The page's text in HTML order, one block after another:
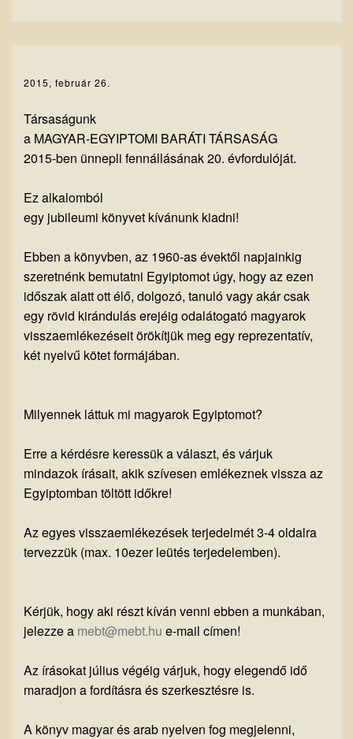
2015, február 26.
Társaságunk
a MAGYAR-EGYIPTOMI BARÁTI TÁRSASÁG
2015-ben ünnepli fennállásának 20. évfordulóját.
Ez alkalomból
egy jubileumi könyvet kívánunk kiadni!
Ebben a könyvben, az 1960-as évektől napjainkig
szeretnénk bemutatni Egyiptomot úgy, hogy az ezen
időszak alatt ott élő, dolgozó, tanuló vagy akár csak
egy rövid kirándulás erejéig odalátogató magyarok
visszaemlékezéseit örökítjük meg egy reprezentatív,
két nyelvű kötet formájában.
Milyennek láttuk mi magyarok Egyiptomot?
Erre a kérdésre keressük a választ, és várjuk
mindazok írásait, akik szívesen emlékeznek vissza az
Egyiptomban töltött időkre!
Az egyes visszaemlékezések terjedelmét 3-4 oldalra
tervezzük (max. 10ezer leütés terjedelemben).
Kérjük, hogy aki részt kíván venni ebben a munkában,
jelezze a mebt@mebt.hu e-mail címen!
Az írásokat július végéig várjuk, hogy elegendő idő
maradjon a fordításra és szerkesztésre is.
A könyv magyar és arab nyelven fog megjelenni,